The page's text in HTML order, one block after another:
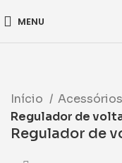
MENU
Início Acessórios
Regulador de
Regulador de